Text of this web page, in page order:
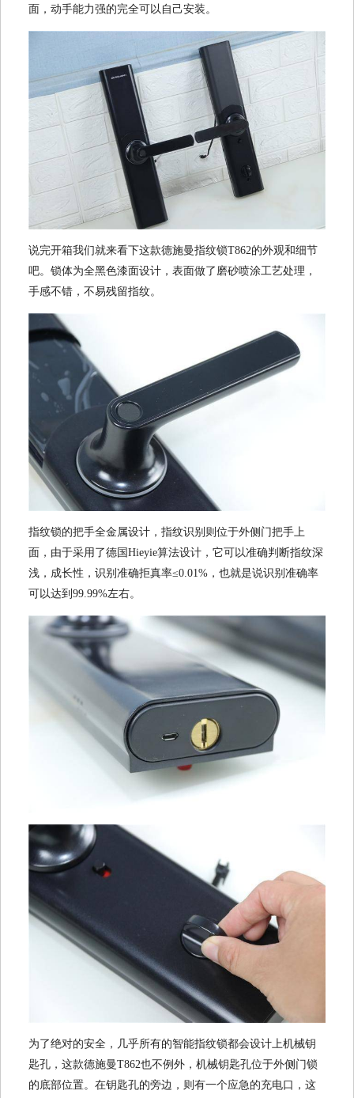
面，动手能力强的完全可以自己安装。
说完开箱我们就来看下这款德施曼指纹锁T862的外观和细节
吧。锁体为全黑色漆面设计，表面做了磨砂喷涂工艺处理，
手感不错，不易残留指纹。
指纹锁的把手全金属设计，指纹识别则位于外侧门把手上
面，由于采用了德国Hieyie算法设计，它可以准确判断指纹深
浅，成长性，识别准确拒真率≤0.01%，也就是说识别准确率
可以达到99.99%左右。
为了绝对的安全，几乎所有的智能指纹锁都会设计上机械钥
匙孔，这款德施曼T862也不例外，机械钥匙孔位于外侧门锁
的底部位置。在钥匙孔的旁边，则有一个应急的充电口，这